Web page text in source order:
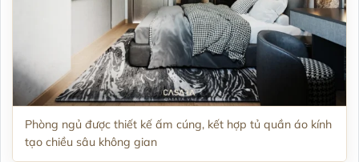
Phòng ngủ được thiết kế ấm cúng, kết hợp tủ quần áo kính
tạo chiều sâu không gian